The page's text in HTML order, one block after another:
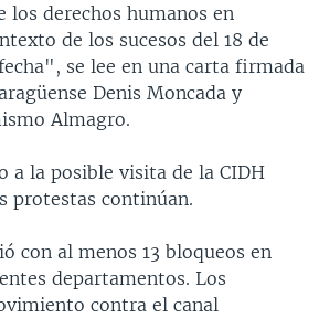
los derechos humanos en
de los sucesos del 18 de
se lee en una carta firmada
Denis Moncada y
Almagro.
a la posible visita de la CIDH
protestas continúan.
con al menos 13 bloqueos en
departamentos. Los
contra el canal